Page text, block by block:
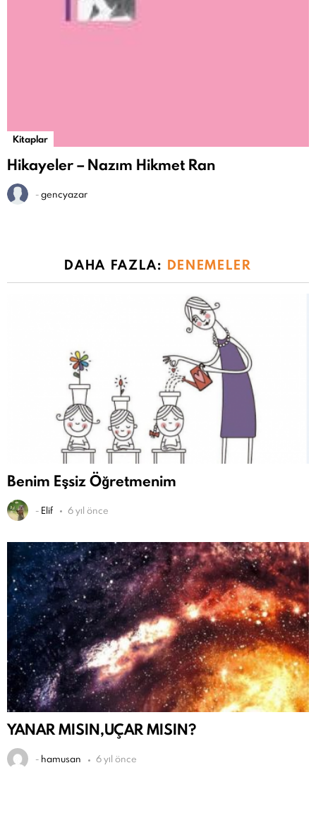
Kitaplar
Hikayeler – Nazım Hikmet Ran
-gencyazar
DAHA FAZLA: DENEMELER
Benim Eşsiz Öğretmenim
- Elif 6 yıl önce
YANAR MISIN,UÇAR MISIN?
- hamusan 6 yıl önce